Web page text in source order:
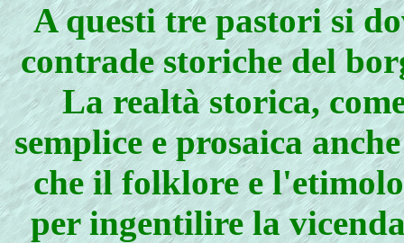
A questi tre pastori si
contrade storiche del
La realtà storica,
semplice e prosaica
che il folklore e
per ingentilire la